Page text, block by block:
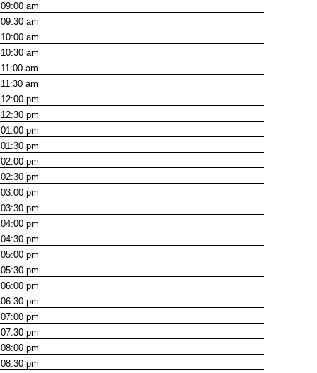
09:00 am
09:30 am
10:00 am
10:30 am
11:00 am
11:30 am
12:00 pm
12:30 pm
01:00 pm
01:30 pm
02:00 pm
02:30 pm
03:00 pm
03:30 pm
04:00 pm
04:30 pm
05:00 pm
05:30 pm
06:00 pm
06:30 pm
07:00 pm
07:30 pm
08:00 pm
08:30 pm